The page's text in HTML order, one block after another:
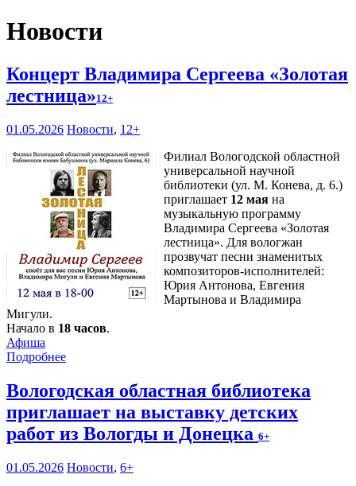
Новости
Концерт Владимира Сергеева «Золотая
лестница»12+
01.05.2026 Новости, 12+
Филиал Вологодской областной
универсальной научной
библиотеки (ул. М. Конева, д. 6.)
приглашает 12 мая на
музыкальную программу
Владимира Сергеева «Золотая
лестница». Для вологжан
прозвучат песни знаменитых
композиторов-исполнителей:
Юрия Антонова, Евгения
Мартынова и Владимира
Мигули.
Начало в 18 часов.
Афиша
Подробнее
Вологодская областная библиотека
приглашает на выставку детских
работ из Вологды и Донецка 6+
01.05.2026 Новости, 6+